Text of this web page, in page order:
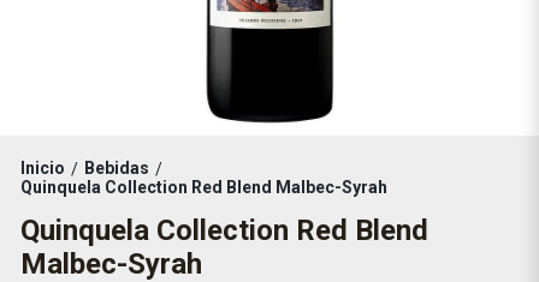
Inicio / Bebidas /
Quinquela Collection Red Blend Malbec-Syrah
Quinquela Collection Red Blend
Malbec-Syrah